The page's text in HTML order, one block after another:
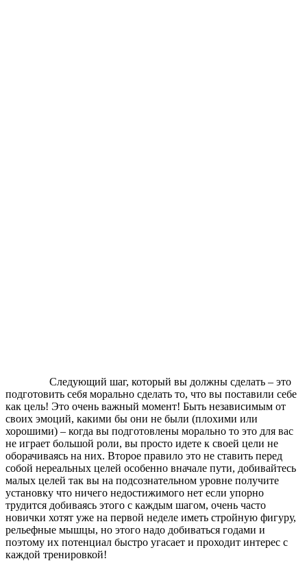
Следующий шаг, который вы должны сделать – это
подготовить себя морально сделать то, что вы поставили себе
как цель! Это очень важный момент! Быть независимым от
своих эмоций, какими бы они не были (плохими или
хорошими) – когда вы подготовлены морально то это для вас
не играет большой роли, вы просто идете к своей цели не
оборачиваясь на них. Второе правило это не ставить перед
собой нереальных целей особенно вначале пути, добивайтесь
малых целей так вы на подсознательном уровне получите
установку что ничего недостижимого нет если упорно
трудится добиваясь этого с каждым шагом, очень часто
новички хотят уже на первой неделе иметь стройную фигуру,
рельефные мышцы, но этого надо добиваться годами и
поэтому их потенциал быстро угасает и проходит интерес с
каждой тренировкой!